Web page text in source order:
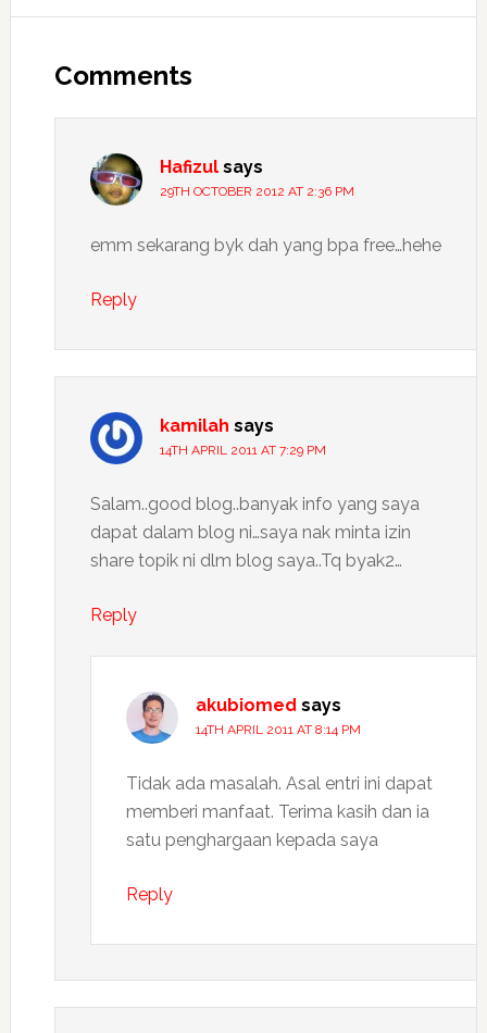
Interactions
Comments
Hafizul says
29TH OCTOBER 2012 AT 2:36 PM
emm sekarang byk dah yang bpa free…hehe
Reply
kamilah says
14TH APRIL 2011 AT 7:29 PM
Salam..good blog..banyak info yang saya
dapat dalam blog ni…saya nak minta izin
share topik ni dlm blog saya..Tq byak2…
Reply
akubiomed says
14TH APRIL 2011 AT 8:14 PM
Tidak ada masalah. Asal entri ini dapat
memberi manfaat. Terima kasih dan ia
satu penghargaan kepada saya
Reply